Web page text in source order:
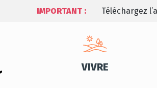
IMPORTANT : Téléchargez
VIVRE